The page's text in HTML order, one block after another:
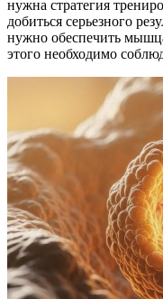
нужна стратегия
добиться серьезного
нужно обеспечить
этого необходимо